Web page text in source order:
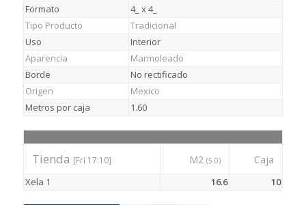
Formato
4_ x 4_
Tipo Producto
Tradicional
Uso
Interior
Aparencia
Marmoleado
Borde
No rectificado
Origen
Mexico
Metros por caja
1.60
Tienda [Fri 17:10] M2 (5.0) Caja
Xela 1 16.6 10